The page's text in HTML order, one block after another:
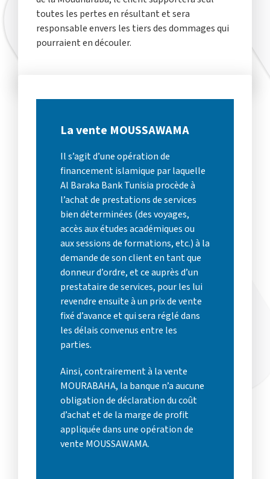
toutes les pertes en résultant et sera
responsable envers les tiers des dommages qui
pourraient en découler.
La vente MOUSSAWAMA
Il s’agit d’une opération de
financement islamique par laquelle
Al Baraka Bank Tunisia procède à
l’achat de prestations de services
bien déterminées (des voyages,
accès aux études académiques ou
aux sessions de formations, etc.) à la
demande de son client en tant que
donneur d’ordre, et ce auprès d’un
prestataire de services, pour les lui
revendre ensuite à un prix de vente
fixé d’avance et qui sera réglé dans
les délais convenus entre les
parties.
Ainsi, contrairement à la vente
MOURABAHA, la banque n’a aucune
obligation de déclaration du coût
d’achat et de la marge de profit
appliquée dans une opération de
vente MOUSSAWAMA.